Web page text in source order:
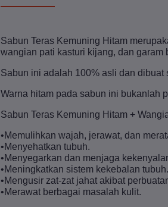
Sabun Teras Kemuning Hitam
wangian pati kasturi kijang, dan garam
Sabun ini adalah 100% asli dan dibuat
Warna hitam pada sabun ini bukanlah
Sabun Teras Kemuning Hitam +
•Memulihkan wajah, jerawat, dan
•Menyehatkan tubuh.
•Menyegarkan dan menjaga
•Meningkatkan sistem kekebalan tubuh.
•Mengusir zat-zat jahat akibat
•Merawat berbagai masalah kulit.